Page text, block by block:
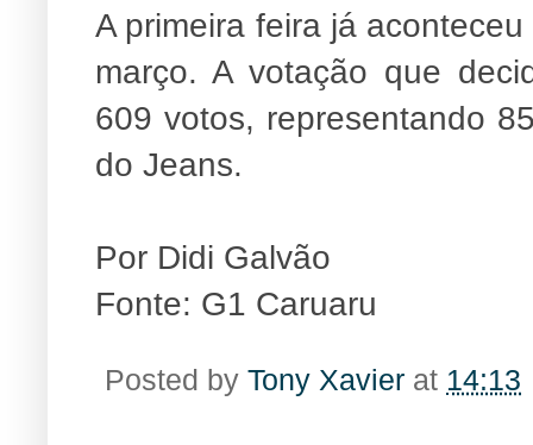
A primeira feira já
março. A votação que
609 votos, representando
do Jeans.
Por Didi Galvão
Fonte: G1 Caruaru
Posted by Tony Xavier at 14:13